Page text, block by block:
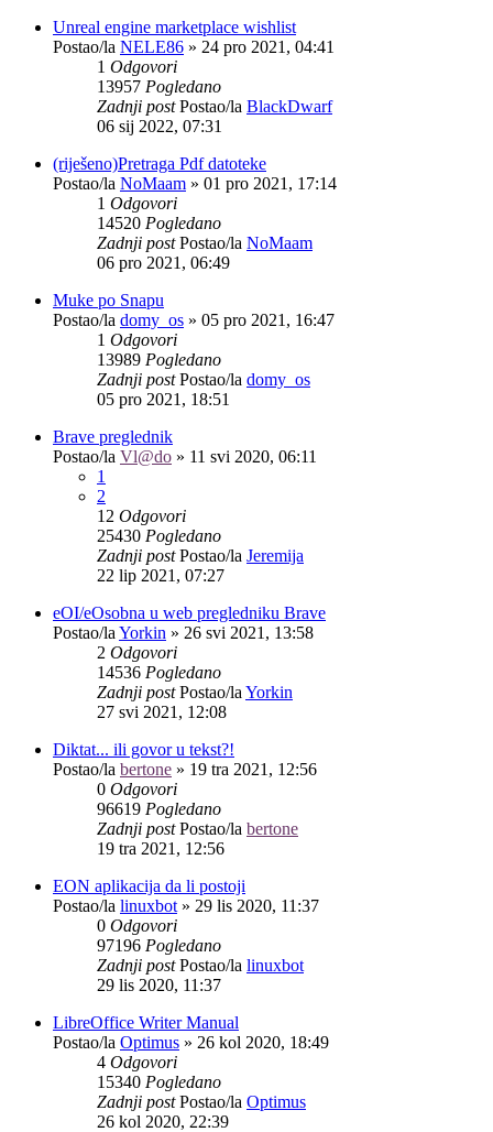
Unreal engine marketplace wishlist
Postao/la NELE86 » 24 pro 2021, 04:41
1 Odgovori
13957 Pogledano
Zadnji postPostao/la BlackDwarf
06 sij 2022, 07:31
(riješeno)Pretraga Pdf datoteke
Postao/la NoMaam » 01 pro 2021, 17:14
1 Odgovori
14520 Pogledano
Zadnji postPostao/la NoMaam
06 pro 2021, 06:49
Muke po Snapu
Postao/la domy_os » 05 pro 2021, 16:47
1 Odgovori
13989 Pogledano
Zadnji postPostao/la domy_os
05 pro 2021, 18:51
Brave preglednik
Postao/la Vl@do » 11 svi 2020, 06:11
1
2
12 Odgovori
25430 Pogledano
Zadnji postPostao/la Jeremija
22 lip 2021, 07:27
eOI/eOsobna u web pregledniku Brave
Postao/la Yorkin » 26 svi 2021, 13:58
2 Odgovori
14536 Pogledano
Zadnji postPostao/la Yorkin
27 svi 2021, 12:08
Diktat... ili govor u tekst?!
Postao/la bertone » 19 tra 2021, 12:56
0 Odgovori
96619 Pogledano
Zadnji postPostao/la bertone
19 tra 2021, 12:56
EON aplikacija da li postoji
Postao/la linuxbot » 29 lis 2020, 11:37
0 Odgovori
97196 Pogledano
Zadnji postPostao/la linuxbot
29 lis 2020, 11:37
LibreOffice Writer Manual
Postao/la Optimus » 26 kol 2020, 18:49
4 Odgovori
15340 Pogledano
Zadnji postPostao/la Optimus
26 kol 2020, 22:39